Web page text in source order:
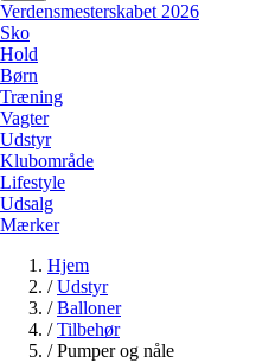
Verdensmesterskabet 2026
Sko
Hold
Børn
Træning
Vagter
Udstyr
Klubområde
Lifestyle
Udsalg
Mærker
Hjem
/ Udstyr
/ Balloner
/ Tilbehør
/ Pumper og nåle